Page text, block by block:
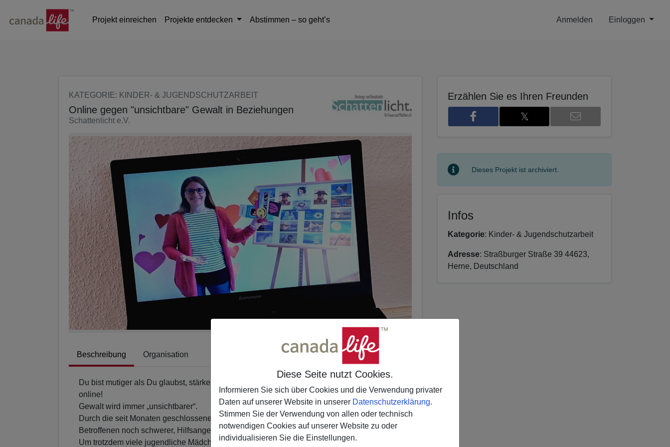
Seite
Diese Seite nutzt Cookies.
Informieren Sie sich über Cookies und die Verwendung privater
Daten auf unserer Website in unserer Datenschutzerklärung.
Stimmen Sie der Verwendung von allen oder technisch
notwendigen Cookies auf unserer Website zu oder
individualisieren Sie die Einstellungen.
Klicken Sie, um die Navigation zu überspringen und zum Hauptteil zu gelangen
Projekt einreichen
Projekte entdecken Abstimmen – so geht’s Anmelden Einloggen
KATEGORIE: KINDER- & JUGENDSCHUTZARBEIT
Online gegen "unsichtbare" Gewalt in Beziehungen
Schattenlicht e.V.
Beschreibung Organisation
Du bist mutiger als Du glaubst, stärker als es scheint und klüger als Du denkst – jetzt auch
online!
Gewalt wird immer „unsichtbarer“.
Durch die seit Monaten geschlossenen Schulen und Jugendeinrichtungen fällt es vielen
Betroffenen noch schwerer, Hilfsangebote und Unterstützung zu finden und zu erhalten.
Um trotzdem viele jugendliche Mädchen zu erreichen, weil manche von ihnen schon in
Erzählen Sie es Ihren Freunden
𝕏
Dieses Projekt ist archiviert.
Infos
Kategorie: Kinder- & Jugendschutzarbeit
Adresse: Straßburger Straße 39 44623,
Herne, Deutschland